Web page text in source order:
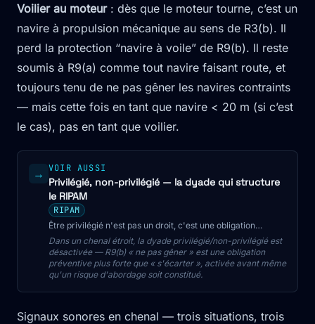
Voilier au moteur: dès que le moteur tourne, c’est un
navire à propulsion mécanique au sens de R3(b). Il
perd la protection “navire à voile” de R9(b). Il reste
soumis à R9(a) comme tout navire faisant route, et
toujours tenu de ne pas gêner les navires contraints
— mais cette fois en tant que navire < 20 m (si c’est
le cas), pas en tant que voilier.
→ VOIR AUSSI
Privilégié, non-privilégié — la dyade qui structure
le RIPAM
RIPAM
Être privilégié n'est pas un droit, c'est une obligation
symétrique. L'un manœuvre tôt et franchement, l'autre
maintient cap et vitesse — et manœuvre en dernier
recours.
Dans un chenal étroit, la dyade privilégié/non-privilégié est
désactivée — R9(b) « ne pas gêner » est une obligation
préventive plus forte que « s'écarter », activée avant même
qu'un risque d'abordage soit constitué.
Signaux sonores en chenal — trois situations, trois